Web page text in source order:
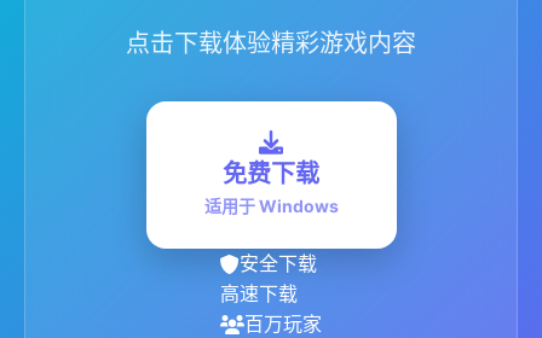
点击下载体验精彩游戏内容
免费下载
适用于 Windows
安全下载
高速下载
百万玩家